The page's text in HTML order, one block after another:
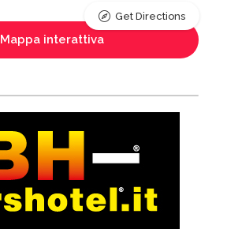
Mappa interattiva
Get Directions